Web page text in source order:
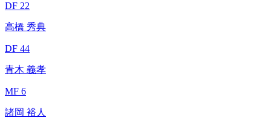
DF 22
高橋 秀典
DF 44
青木 義孝
MF 6
諸岡 裕人